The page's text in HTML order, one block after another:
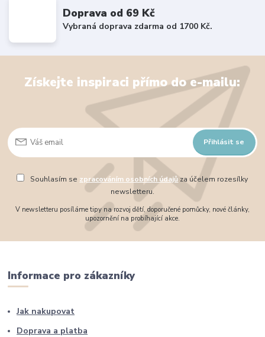
Doprava od 69 Kč
Vybraná doprava zdarma od 1700 Kč.
Získejte inspiraci přímo do e-mailu:
Přihlásit se
Souhlasím se zpracováním osobních údajůza účelem rozesílky
newsletteru.
V newsletteru posíláme tipy na rozvoj dětí, doporučené pomůcky, nové články,
upozornění na probíhající akce.
Informace pro zákazníky
Jak nakupovat
Doprava a platba